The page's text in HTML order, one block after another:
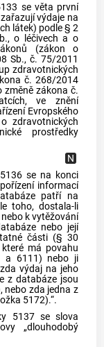
se věta první
výdaje na
látek) podle § 2
o léčivech a o
(zákon o
Sb., č. 75/2011
zdravotnických
č. 268/2014
změně zákona č.
ve znění
Evropského
zdravotnických
prostředky
se na konci
informací
patří na
toho, dostala-li
k vytěžování
nebo její
části (§ 30
má povahu
a 6111) nebo ji
výdaj na jeho
z databáze jsou
nebo zda jedna z
5172).“.
5137 se slova
„dlouhodobý